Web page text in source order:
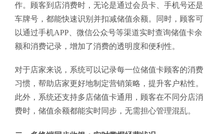
作。顾客到店消费时，无论是通过会员卡、手机号还是
车牌号，都能快速识别并扣减储值余额。同时，顾客可
以通过手机APP、微信公众号等渠道实时查询储值卡余
额和消费记录，增加了消费的透明度和便利性。
对于店家来说，系统可以记录每一位储值卡顾客的消费
习惯，帮助店家更好地制定营销策略，提升客户粘性。
此外，系统还支持多店储值卡通用，顾客在不同分店消
费时，储值余额都能实时同步，无需担心管理混乱。